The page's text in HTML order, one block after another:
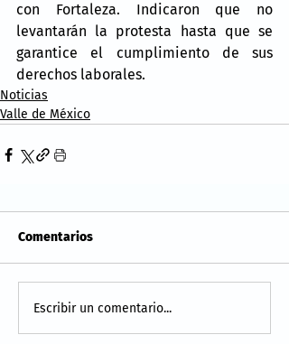
con Fortaleza. Indicaron que no
levantarán la protesta hasta que se
garantice el cumplimiento de sus
derechos laborales.
Noticias
Valle de México
Comentarios
Escribir un comentario...